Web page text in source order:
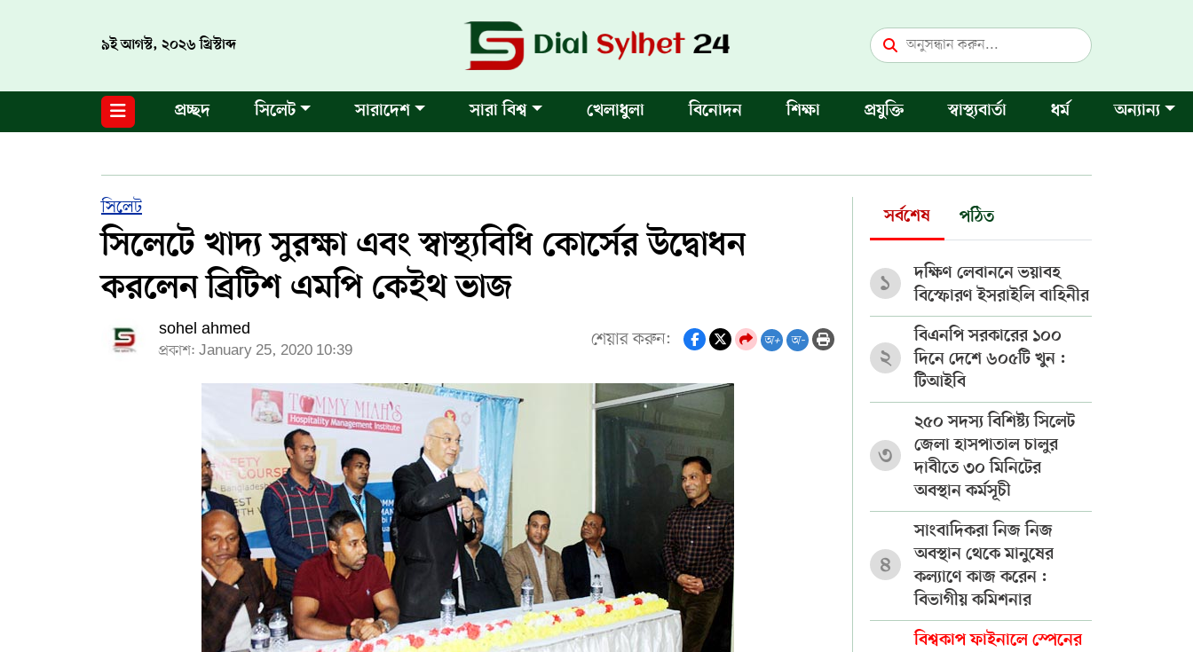
৯ই আগস্ট, ২০২৬ খ্রিস্টাব্দ
প্রচ্ছদ সিলেট সারাদেশ সারা বিশ্ব খেলাধুলা বিনোদন শিক্ষা প্রযুক্তি স্বাস্থ্যবার্তা ধর্ম অন্যান্য
সিলেট
সিলেটে খাদ্য সুরক্ষা এবং স্বাস্থ্যবিধি কোর্সের উদ্বোধন
করলেন ব্রিটিশ এমপি কেইথ ভাজ
sohel ahmed
প্রকাশ: January 25, 2020 10:39 শেয়ার করুন: অ+ অ-
সর্বশেষ পঠিত
১
দক্ষিণ লেবাননে ভয়াবহ
বিস্ফোরণ ইসরাইলি বাহিনীর
২
বিএনপি সরকারের ১০০
দিনে দেশে ৬০৫টি খুন :
টিআইবি
৩
২৫০ সদস্য বিশিষ্ট্য সিলেট
জেলা হাসপাতাল চালুর
দাবীতে ৩০ মিনিটের
অবস্থান কর্মসূচী
৪
সাংবাদিকরা নিজ নিজ
অবস্থান থেকে মানুষের
কল্যাণে কাজ করেন :
বিভাগীয় কমিশনার
বিশ্বকাপ ফাইনালে স্পেনের
TERMS & CONDITIONS
EDITOR & PUBLISHER : SOHEL AHMED